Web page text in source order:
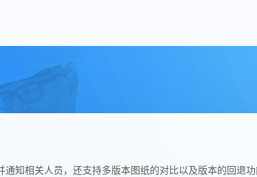
知相关人员，还支持多版本图纸的对比以及版本的回退